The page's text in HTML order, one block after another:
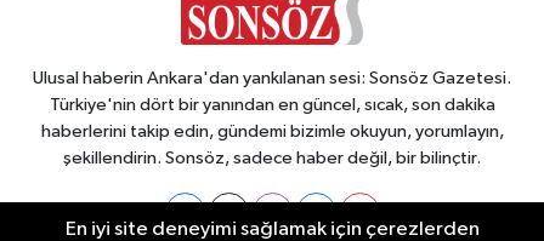
Ulusal haberin Ankara'dan yankılanan sesi: Sonsöz Gazetesi.
Türkiye'nin dört bir yanından en güncel, sıcak, son dakika
haberlerini takip edin, gündemi bizimle okuyun, yorumlayın,
şekillendirin. Sonsöz, sadece haber değil, bir bilinçtir.
En iyi site deneyimi sağlamak için çerezlerden